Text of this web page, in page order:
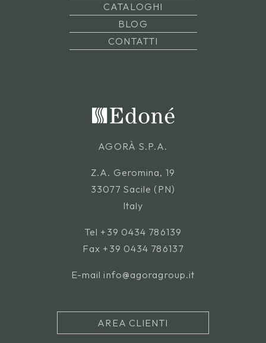
CATALOGHI
BLOG
CONTATTI
AGORÀ S.P.A.
Z.A. Geromina, 19
33077 Sacile (PN)
Italy
Tel +39 0434 786139
Fax +39 0434 786137
E-mail info@agoragroup.it
AREA CLIENTI